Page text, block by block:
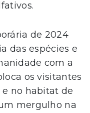
de 2024
das espécies e
com a
os visitantes
no habitat de
mergulho na